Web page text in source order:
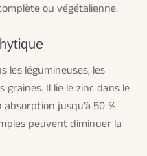
ou végétalienne.
les légumineuses, les
graines. Il lie le zinc dans le
jusqu’à 50 %.
peuvent diminuer la